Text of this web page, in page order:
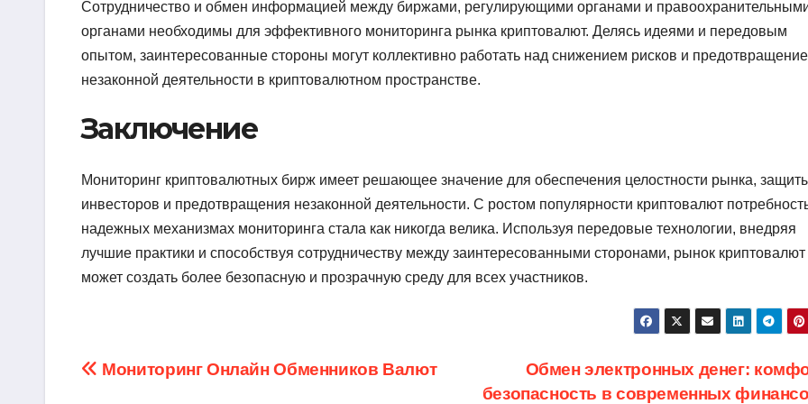
Сотрудничество и обмен информацией между биржами, регулирующими органами и
органами необходимы для эффективного мониторинга рынка криптовалют. Делясь идеями и передовым
опытом, заинтересованные стороны могут коллективно работать над снижением рисков и
незаконной деятельности в криптовалютном пространстве.
Заключение
Мониторинг криптовалютных бирж имеет решающее значение для обеспечения целостности рынка,
инвесторов и предотвращения незаконной деятельности. С ростом популярности криптовалют
надежных механизмах мониторинга стала как никогда велика. Используя передовые технологии, внедряя
лучшие практики и способствуя сотрудничеству между заинтересованными сторонами, рынок криптовалют
может создать более безопасную и прозрачную среду для всех участников.
Навигация
Обмен электронных денег:
безопасность в современных
Мониторинг Онлайн Обменников Валют